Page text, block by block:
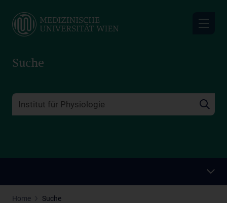
main
Suche
Home Suche